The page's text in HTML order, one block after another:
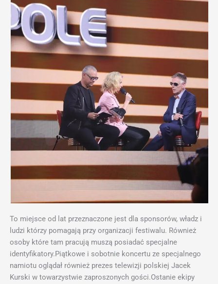
To miejsce od lat przeznaczone jest dla sponsorów, władz i
ludzi którzy pomagają przy organizacji festiwalu. Również
osoby które tam pracują muszą posiadać specjalne
identyfikatory.Piątkowe i sobotnie koncertu ze specjalnego
namiotu oglądał również prezes telewizji polskiej Jacek
Kurski w towarzystwie zaproszonych gości.Ostanie ekipy